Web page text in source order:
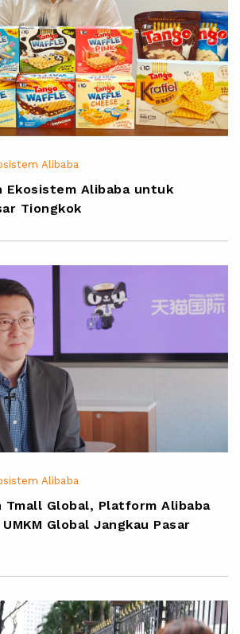
Alibaba
Ekosistem Alibaba untuk
Tiongkok
Alibaba
Tmall Global, Platform Alibaba
Global Jangkau Pasar